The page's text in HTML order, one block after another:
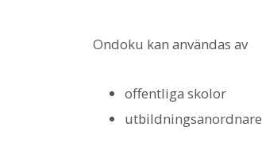
Ondoku kan användas av
offentliga skolor
utbildningsanordnare